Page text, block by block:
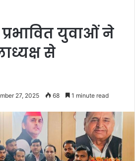
युवाओं ने
से
27, 2025 68 1 minute read